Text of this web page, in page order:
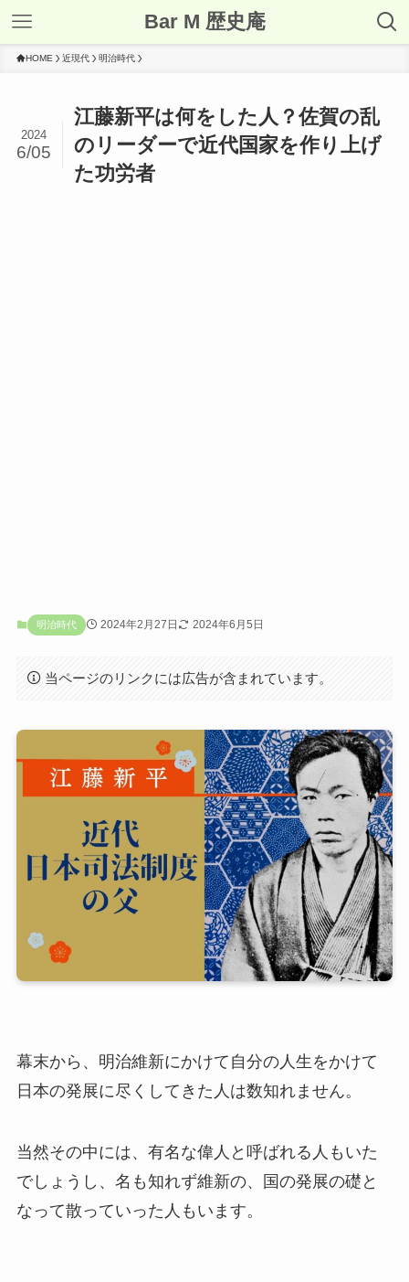
Bar M 歴史庵
HOME 近現代 明治時代
江藤新平は何をした人？佐賀の乱
のリーダーで近代国家を作り上げ
た功労者
2024
6/05
明治時代 2024年2月27日 2024年6月5日
当ページのリンクには広告が含まれています。
幕末から、明治維新にかけて自分の人生をかけて
日本の発展に尽くしてきた人は数知れません。
当然その中には、有名な偉人と呼ばれる人もいた
でしょうし、名も知れず維新の、国の発展の礎と
なって散っていった人もいます。